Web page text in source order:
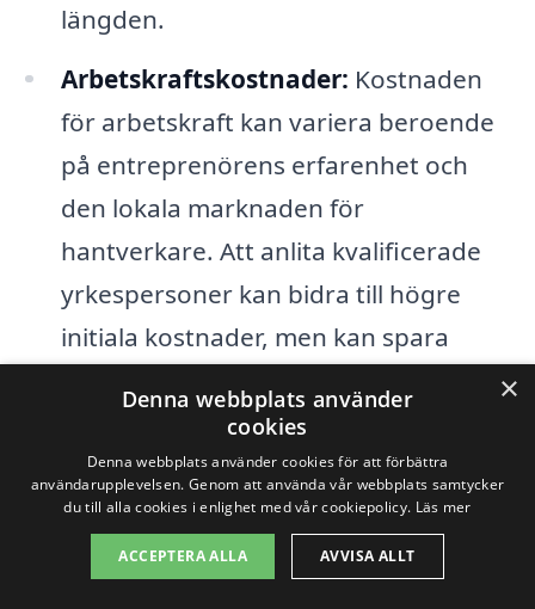
längden.
Arbetskraftskostnader: Kostnaden
för arbetskraft kan variera beroende
på entreprenörens erfarenhet och
den lokala marknaden för
hantverkare. Att anlita kvalificerade
yrkespersoner kan bidra till högre
initiala kostnader, men kan spara
och effektivitet.
Tidsramar:Om du har en specifik
tidslinje för projektet kan det påverka
priset. Att påskynda byggprocessen
×
Denna webbplats använder
cookies
Denna webbplats använder cookies för att förbättra
användarupplevelsen. Genom att använda vår webbplats samtycker
du till alla cookies i enlighet med vår cookiepolicy. Läs mer
ACCEPTERA ALLA AVVISA ALLT